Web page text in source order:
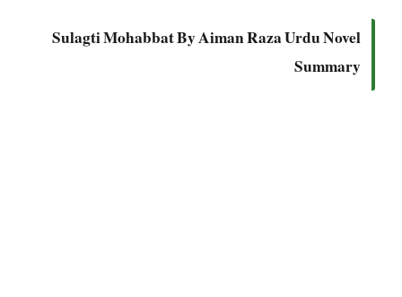
Sulagti Mohabbat By Aiman Raza Urdu Novel
Summary